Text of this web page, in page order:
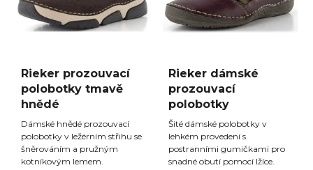
Rieker prozouvací
polobotky tmavě
hnědé
Dámské hnědé prozouvací
polobotky v ležérním střihu se
šněrováním a pružným
kotníkovým lemem.
Rieker dámské
prozouvací
polobotky
Šité dámské polobotky v
lehkém provedení s
postranními gumičkami pro
snadné obutí pomocí lžíce.